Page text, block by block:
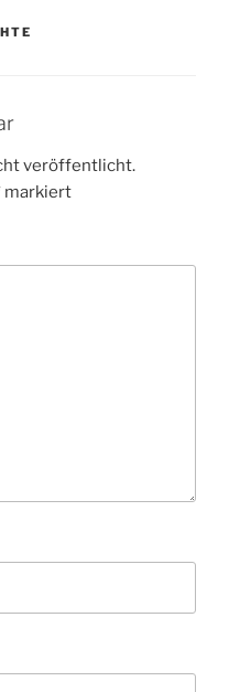
veröffentlicht.
markiert